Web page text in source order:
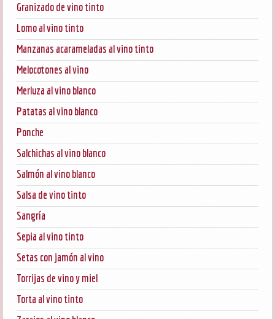
Granizado de vino tinto
Lomo al vino tinto
Manzanas acarameladas al vino tinto
Melocotones al vino
Merluza al vino blanco
Patatas al vino blanco
Ponche
Salchichas al vino blanco
Salmón al vino blanco
Salsa de vino tinto
Sangría
Sepia al vino tinto
Setas con jamón al vino
Torrijas de vino y miel
Torta al vino tinto